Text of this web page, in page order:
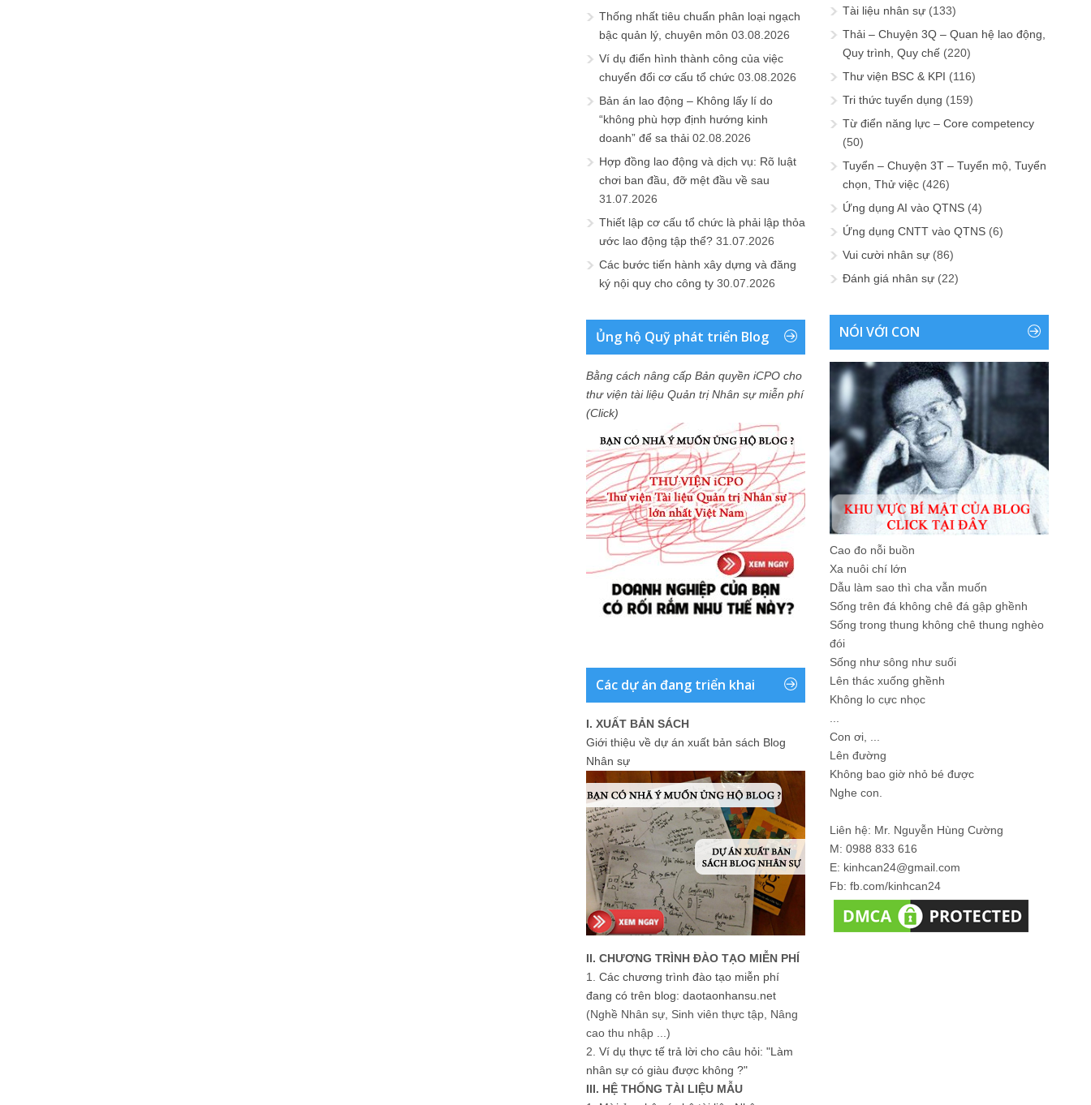
Thống nhất tiêu chuẩn phân loại ngạch
bậc quản lý, chuyên môn 03.08.2026
Ví dụ điển hình thành công của việc
chuyển đổi cơ cấu tổ chức 03.08.2026
Bản án lao động – Không lấy lí do
“không phù hợp định hướng kinh
doanh” để sa thải 02.08.2026
Hợp đồng lao động và dịch vụ: Rõ luật
chơi ban đầu, đỡ mệt đầu về sau
31.07.2026
Thiết lập cơ cấu tổ chức là phải lập thỏa
ước lao động tập thể? 31.07.2026
Các bước tiến hành xây dựng và đăng
ký nội quy cho công ty 30.07.2026
Ủng hộ Quỹ phát triển Blog
Bằng cách nâng cấp Bản quyền iCPO cho
thư viện tài liệu Quản trị Nhân sự miễn phí
(Click)
Các dự án đang triển khai
I. XUẤT BẢN SÁCH
Giới thiệu về dự án xuất bản sách Blog
Nhân sự
II. CHƯƠNG TRÌNH ĐÀO TẠO MIỄN PHÍ
1. Các chương trình đào tạo miễn phí
đang có trên blog: daotaonhansu.net
(Nghề Nhân sự, Sinh viên thực tập, Nâng
cao thu nhập ...)
2. Ví dụ thực tế trả lời cho câu hỏi: "Làm
nhân sự có giàu được không ?"
III. HỆ THỐNG TÀI LIỆU MẪU
Tài liệu nhân sự (133)
Thải – Chuyện 3Q – Quan hệ lao động,
Quy trình, Quy chế (220)
Thư viện BSC & KPI (116)
Tri thức tuyển dụng (159)
Từ điển năng lực – Core competency
(50)
Tuyển – Chuyện 3T – Tuyển mộ, Tuyển
chọn, Thử việc (426)
Ứng dụng AI vào QTNS (4)
Ứng dụng CNTT vào QTNS (6)
Vui cười nhân sự (86)
Đánh giá nhân sự (22)
NÓI VỚI CON
Cao đo nỗi buồn
Xa nuôi chí lớn
Dẫu làm sao thì cha vẫn muốn
Sống trên đá không chê đá gập ghềnh
Sống trong thung không chê thung nghèo
đói
Sống như sông như suối
Lên thác xuống ghềnh
Không lo cực nhọc
Con ơi, ...
Lên đường
Không bao giờ nhỏ bé được
Nghe con.
Liên hệ: Mr. Nguyễn Hùng Cường
M: 0988 833 616
E: kinhcan24@gmail.com
Fb: fb.com/kinhcan24